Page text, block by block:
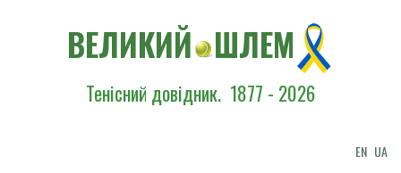
ВЕЛИКИЙ ШЛЕМ
Тенісний довідник. 1877 - 2026
EN UA